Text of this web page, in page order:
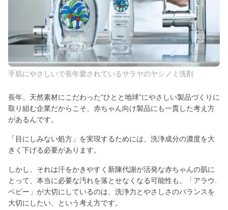
手肌にやさしいで長年愛されているサラヤのヤシノミ洗剤
長年、天然素材にこだわった“ひとと地球”にやさしい製品づくりに
取り組む企業だからこそ、赤ちゃん向け製品にも一貫した考え方
があるんです。
「目にしみない処方」を実現するためには、洗浄成分の濃度を大
きく下げる必要があります。
しかし、それは汗をかきやすく新陳代謝が活発な赤ちゃんの肌に
とって、本当に必要な汚れを落とせなくなる可能性も。「アラウ.
ベビー」が大切にしているのは、洗浄力とやさしさのバランスを
大切にしたい、という考え方です。